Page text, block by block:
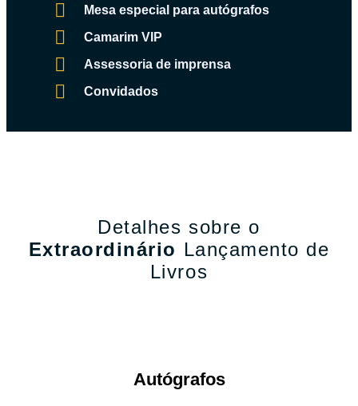
Mesa especial para autógrafos
Camarim VIP
Assessoria de imprensa
Convidados
Detalhes sobre o
Extraordinário Lançamento de
Livros
Autógrafos